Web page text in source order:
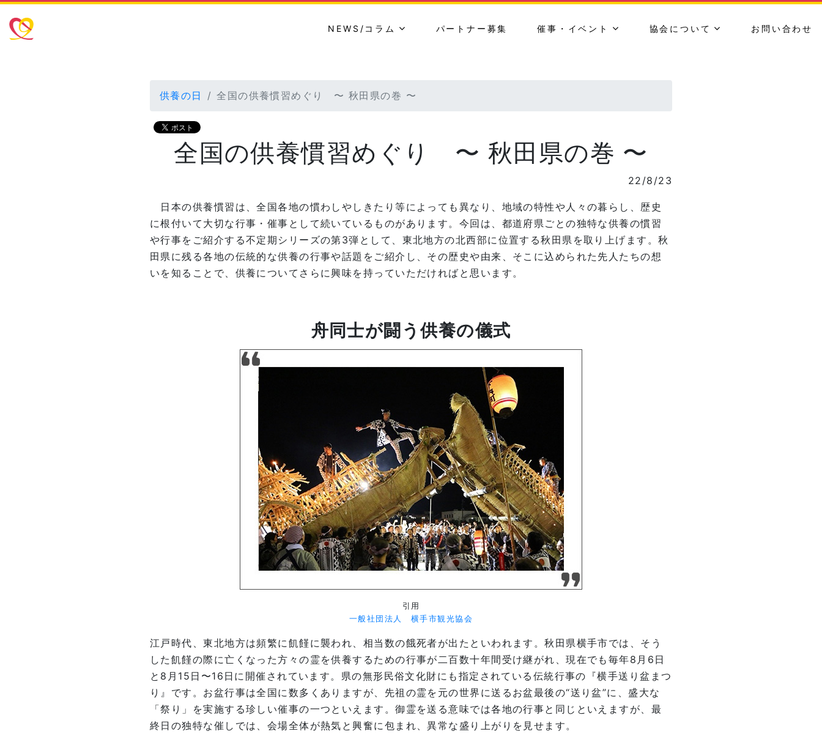
NEWS/コラム パートナー募集 催事・イベント 協会について お問い合わせ
供養の日 全国の供養慣習めぐり 〜 秋田県の巻 〜
全国の供養慣習めぐり 〜 秋田県の巻 〜
22/8/23
日本の供養慣習は、全国各地の慣わしやしきたり等によっても異なり、地域の特性や人々の暮らし、歴史
に根付いて大切な行事・催事として続いているものがあります。今回は、都道府県ごとの独特な供養の慣習
や行事をご紹介する不定期シリーズの第3弾として、東北地方の北西部に位置する秋田県を取り上げます。秋
田県に残る各地の伝統的な供養の行事や話題をご紹介し、その歴史や由来、そこに込められた先人たちの想
いを知ることで、供養についてさらに興味を持っていただければと思います。
舟同士が闘う供養の儀式
引用
一般社団法人 横手市観光協会
江戸時代、東北地方は頻繁に飢饉に襲われ、相当数の餓死者が出たといわれます。秋田県横手市では、そう
した飢饉の際に亡くなった方々の霊を供養するための行事が二百数十年間受け継がれ、現在でも毎年8月6日
と8月15日〜16日に開催されています。県の無形民俗文化財にも指定されている伝統行事の『横手送り盆まつ
り』です。お盆行事は全国に数多くありますが、先祖の霊を元の世界に送るお盆最後の“送り盆”に、盛大な
「祭り」を実施する珍しい催事の一つといえます。御霊を送る意味では各地の行事と同じといえますが、最
終日の独特な催しでは、会場全体が熱気と興奮に包まれ、異常な盛り上がりを見せます。